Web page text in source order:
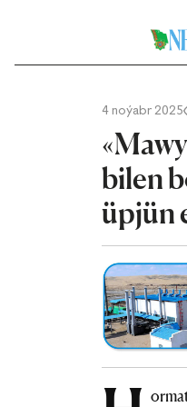
4 noýabr 2025
bilen
üpjün